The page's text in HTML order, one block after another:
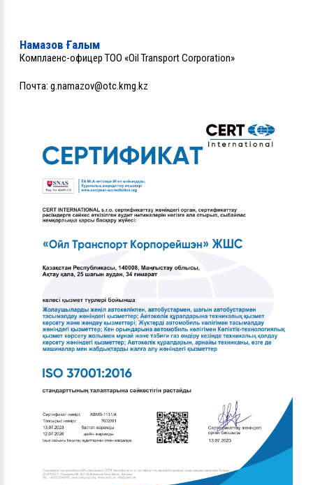
Намазов Ғалым
Комплаенс-офицер ТОО «Oil Transport Corporation»
Почта: g.namazov@otc.kmg.kz